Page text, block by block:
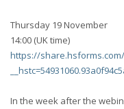
Thursday 19 November
14:00 (UK time)
https://share.hsforms.com/
In the week after the